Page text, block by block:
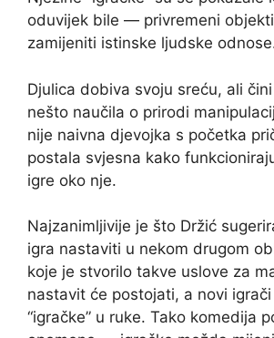
oduvijek bile — privremeni
zamijeniti istinske ljudske
Djulica dobiva svoju sreću, ali
nešto naučila o prirodi
nije naivna djevojka s početka
postala svjesna kako
igre oko nje.
Najzanimljivije je što Držić
igra nastaviti u nekom drugom
koje je stvorilo takve uslove za
nastavit će postojati, a novi
“igračke” u ruke. Tako komedija